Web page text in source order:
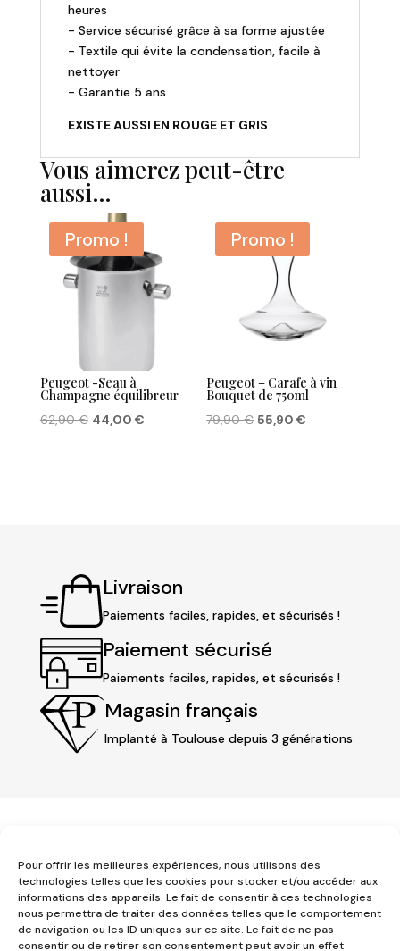
Pour offrir les meilleures expériences, nous utilisons des
technologies telles que les cookies pour stocker et/ou accéder aux
informations des appareils. Le fait de consentir à ces technologies
nous permettra de traiter des données telles que le comportement
de navigation ou les ID uniques sur ce site. Le fait de ne pas
consentir ou de retirer son consentement peut avoir un effet
heures
- Service sécurisé grâce à sa forme ajustée
- Textile qui évite la condensation, facile à
nettoyer
- Garantie 5 ans
EXISTE AUSSI EN ROUGE ET GRIS
Vous aimerez peut-être
aussi…
Promo !
Peugeot -Seau à
Champagne équilibreur
62,90€ Le
44,00 €Le
Promo !
Peugeot – Carafe à vin
Bouquet de 750ml
79,90€ Le
55,90€
Livraison
Paiements faciles, rapides, et sécurisés !
Paiement sécurisé
Paiements faciles, rapides, et sécurisés !
Magasin français
Implanté à Toulouse depuis 3 générations
3 place Jeanne d'Arc
1er étage